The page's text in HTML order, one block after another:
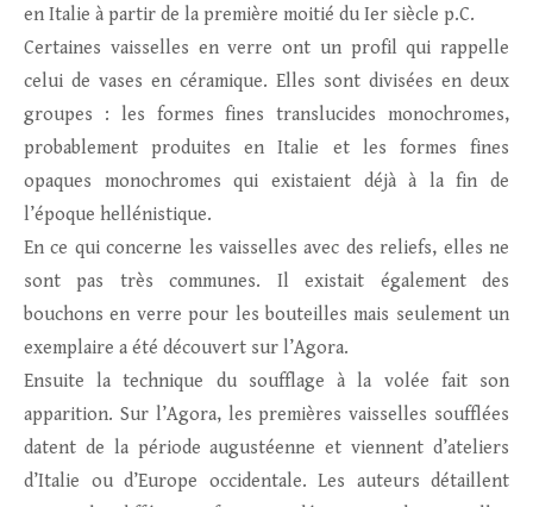
en Italie à partir de la première moitié du Ier siècle p.C.
Certaines vaisselles en verre ont un profil qui rappelle
celui de vases en céramique. Elles sont divisées en deux
groupes : les formes fines translucides monochromes,
probablement produites en Italie et les formes fines
opaques monochromes qui existaient déjà à la fin de
l’époque hellénistique.
En ce qui concerne les vaisselles avec des reliefs, elles ne
sont pas très communes. Il existait également des
bouchons en verre pour les bouteilles mais seulement un
exemplaire a été découvert sur l’Agora.
Ensuite la technique du soufflage à la volée fait son
apparition. Sur l’Agora, les premières vaisselles soufflées
datent de la période augustéenne et viennent d’ateliers
d’Italie ou d’Europe occidentale. Les auteurs détaillent